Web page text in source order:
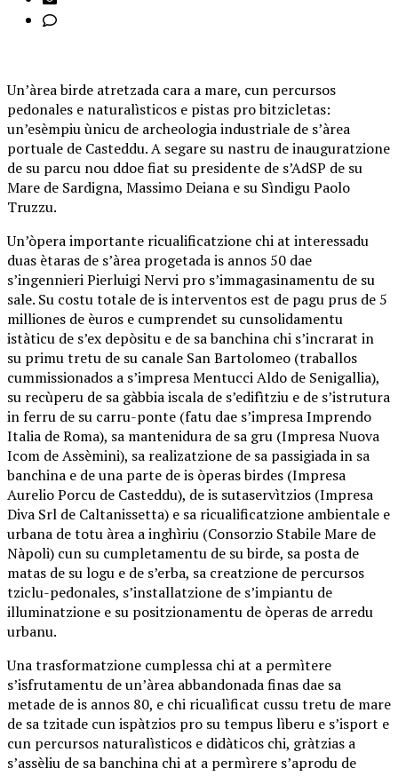
Un’àrea birde atretzada cara a mare, cun percursos
pedonales e naturalìsticos e pistas pro bitzicletas:
un’esèmpiu ùnicu de archeologia industriale de s’àrea
portuale de Casteddu. A segare su nastru de inauguratzione
de su parcu nou ddoe fiat su presidente de s’AdSP de su
Mare de Sardigna, Massimo Deiana e su Sìndigu Paolo
Truzzu.
Un’òpera importante ricualificatzione chi at interessadu
duas ètaras de s’àrea progetada is annos 50 dae
s’ingennieri Pierluigi Nervi pro s’immagasinamentu de su
sale. Su costu totale de is interventos est de pagu prus de 5
milliones de èuros e cumprendet su cunsolidamentu
istàticu de s’ex depòsitu e de sa banchina chi s’incrarat in
su primu tretu de su canale San Bartolomeo (traballos
cummissionados a s’impresa Mentucci Aldo de Senigallia),
su recùperu de sa gàbbia iscala de s’edifìtziu e de s’istrutura
in ferru de su carru-ponte (fatu dae s’impresa Imprendo
Italia de Roma), sa mantenidura de sa gru (Impresa Nuova
Icom de Assèmini), sa realizatzione de sa passigiada in sa
banchina e de una parte de is òperas birdes (Impresa
Aurelio Porcu de Casteddu), de is sutaservìtzios (Impresa
Diva Srl de Caltanissetta) e sa ricualificatzione ambientale e
urbana de totu àrea a inghìriu (Consorzio Stabile Mare de
Nàpoli) cun su cumpletamentu de su birde, sa posta de
matas de su logu e de s’erba, sa creatzione de percursos
tziclu-pedonales, s’installatzione de s’impiantu de
illuminatzione e su positzionamentu de òperas de arredu
urbanu.
Una trasformatzione cumplessa chi at a permìtere
s’isfrutamentu de un’àrea abbandonada finas dae sa
metade de is annos 80, e chi ricualìficat cussu tretu de mare
de sa tzitade cun ispàtzios pro su tempus lìberu e s’isport e
cun percursos naturalìsticos e didàticos chi, gràtzias a
s’assèliu de sa banchina chi at a permìrere s’aprodu de